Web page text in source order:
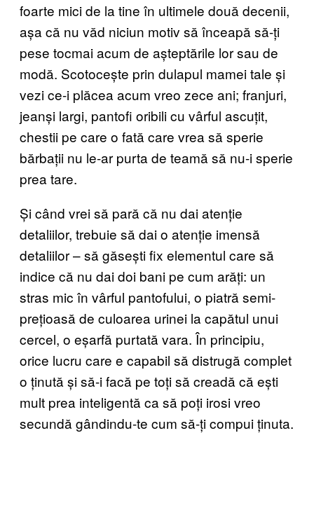
foarte mici de la tine în ultimele două decenii,
așa că nu văd niciun motiv să înceapă să-ți
pese tocmai acum de așteptările lor sau de
modă. Scotocește prin dulapul mamei tale și
vezi ce-i plăcea acum vreo zece ani; franjuri,
jeanși largi, pantofi oribili cu vârful ascuțit,
chestii pe care o fată care vrea să sperie
bărbații nu le-ar purta de teamă să nu-i sperie
prea tare.
Și când vrei să pară că nu dai atenție
detaliilor, trebuie să dai o atenție imensă
detaliilor – să găsești fix elementul care să
indice că nu dai doi bani pe cum arăți: un
stras mic în vârful pantofului, o piatră semi-
prețioasă de culoarea urinei la capătul unui
cercel, o eșarfă purtată vara. În principiu,
orice lucru care e capabil să distrugă complet
o ținută și să-i facă pe toți să creadă că ești
mult prea inteligentă ca să poți irosi vreo
secundă gândindu-te cum să-ți compui ținuta.